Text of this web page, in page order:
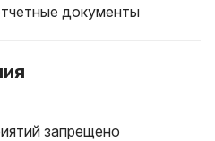
документы
запрещено